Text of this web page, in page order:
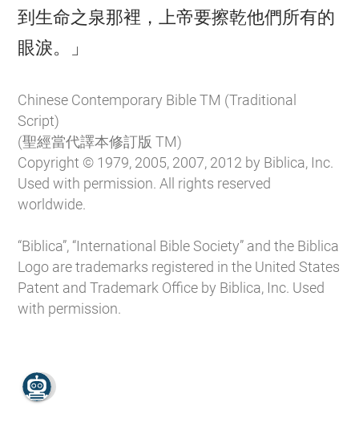
到生命之泉那裡，上帝要擦乾他們所有的
眼淚。」
Chinese Contemporary Bible TM (Traditional
Script)
(聖經當代譯本修訂版 TM)
Copyright © 1979, 2005, 2007, 2012 by Biblica, Inc.
Used with permission. All rights reserved
worldwide.
“Biblica”, “International Bible Society” and the Biblica
Logo are trademarks registered in the United States
Patent and Trademark Office by Biblica, Inc. Used
with permission.